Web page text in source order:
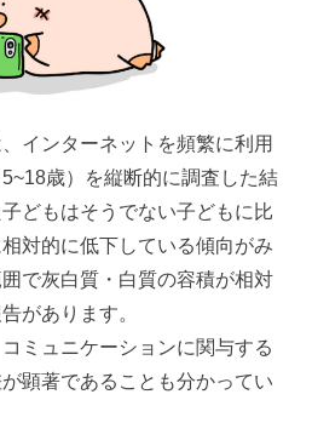
インターネットを頻繁に利用
歳）を縦断的に調査した結
どもはそうでない子どもに比
対的に低下している傾向がみ
で灰白質・白質の容積が相対
があります。
ミュニケーションに関与する
顕著であることも分かってい